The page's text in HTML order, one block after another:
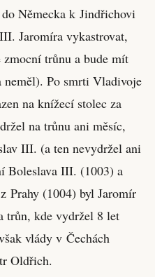
Německa k Jindřichovi
Jaromíra vykastrovat,
zmocní trůnu a bude mít
neměl). Po smrti Vladivoje
na knížecí stolec za
na trůnu ani měsíc,
III. (a ten nevydržel ani
Boleslava III. (1003) a
Prahy (1004) byl Jaromír
trůn, kde vydržel 8 let
vlády v Čechách
Oldřich.